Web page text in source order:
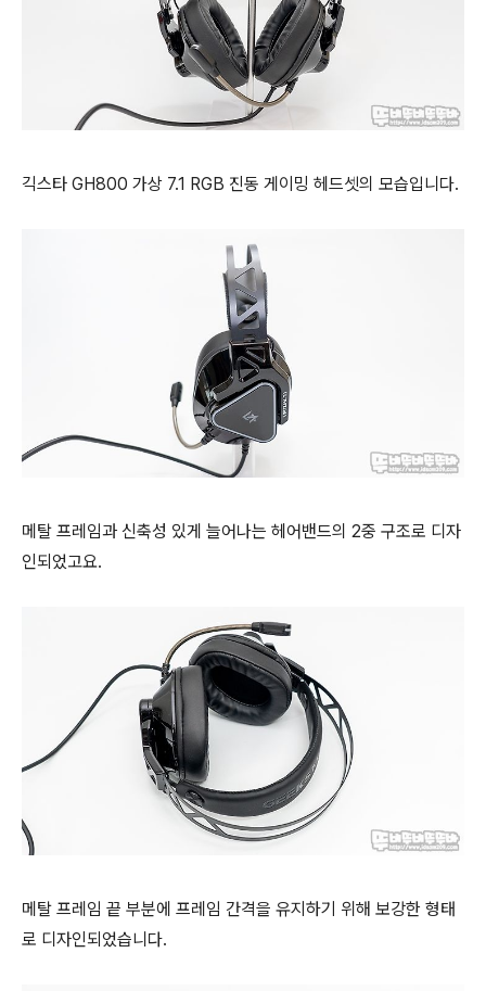
긱스타 GH800 가상 7.1 RGB 진동 게이밍 헤드셋의 모습입니다.
메탈 프레임과 신축성 있게 늘어나는 헤어밴드의 2중 구조로 디자
인되었고요.
메탈 프레임 끝 부분에 프레임 간격을 유지하기 위해 보강한 형태
로 디자인되었습니다.